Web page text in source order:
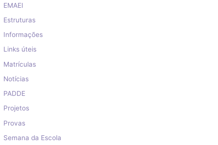
EMAEI
Estruturas
Informações
Links úteis
Matrículas
Notícias
PADDE
Projetos
Provas
Semana da Escola